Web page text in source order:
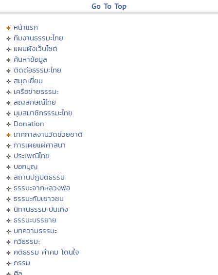
Go To Top
หน้าแรก
ทีมงานธรรมะไทย
แผนผังเว็บไซต์
ค้นหาข้อมูล
ติดต่อธรรมะไทย
สมุดเยี่ยม
เครือข่ายธรรมะ
สัญลักษณ์ไทย
มุมสมาชิกธรรมะไทย
Donation
เทศกาลงานวัดช่วยชาติ
การเผยแผ่ศาสนา
ประเพณีไทย
บอกบุญ
สถานปฏิบัติธรรม
ธรรมะจากหลวงพ่อ
ธรรมะกับเยาวชน
นิทานธรรมะบันเทิง
ธรรมะบรรยาย
บทความธรรมะ
กวีธรรมะ
คติธรรม คำคม โดนใจ
กรรม